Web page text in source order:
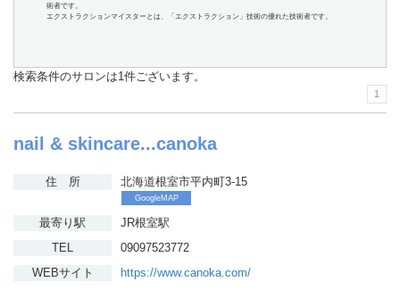
術者です。
エクストラクションマイスターとは、「エクストラクション」技術の優れた技術者です。
検索条件のサロンは1件ございます。
1
nail & skincare...canoka
住 所 北海道根室市平内町3-15
GoogleMAP
最寄り駅
JR根室駅
TEL
09097523772
WEBサイト
https://www.canoka.com/